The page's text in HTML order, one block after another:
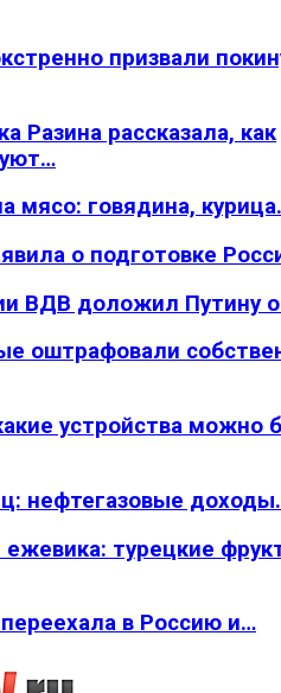
призвали
Разина рассказала, как
мясо: говядина,
о подготовке
ВДВ доложил Путину
оштрафовали
устройства можно
нефтегазовые
турецкие
в Россию и…